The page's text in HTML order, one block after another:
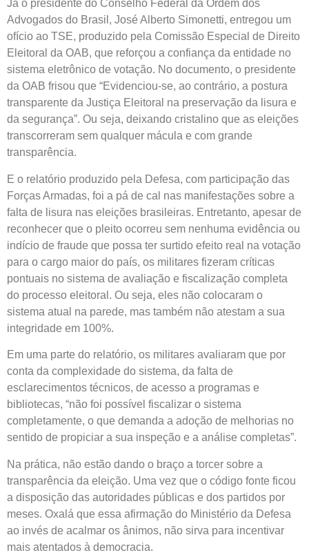
Já o presidente do Conselho Federal da Ordem dos
Advogados do Brasil, José Alberto Simonetti, entregou um
ofício ao TSE, produzido pela Comissão Especial de Direito
Eleitoral da OAB, que reforçou a confiança da entidade no
sistema eletrônico de votação. No documento, o presidente
da OAB frisou que “Evidenciou-se, ao contrário, a postura
transparente da Justiça Eleitoral na preservação da lisura e
da segurança”. Ou seja, deixando cristalino que as eleições
transcorreram sem qualquer mácula e com grande
transparência.
E o relatório produzido pela Defesa, com participação das
Forças Armadas, foi a pá de cal nas manifestações sobre a
falta de lisura nas eleições brasileiras. Entretanto, apesar de
reconhecer que o pleito ocorreu sem nenhuma evidência ou
indício de fraude que possa ter surtido efeito real na votação
para o cargo maior do país, os militares fizeram críticas
pontuais no sistema de avaliação e fiscalização completa
do processo eleitoral. Ou seja, eles não colocaram o
sistema atual na parede, mas também não atestam a sua
integridade em 100%.
Em uma parte do relatório, os militares avaliaram que por
conta da complexidade do sistema, da falta de
esclarecimentos técnicos, de acesso a programas e
bibliotecas, “não foi possível fiscalizar o sistema
completamente, o que demanda a adoção de melhorias no
sentido de propiciar a sua inspeção e a análise completas”.
Na prática, não estão dando o braço a torcer sobre a
transparência da eleição. Uma vez que o código fonte ficou
a disposição das autoridades públicas e dos partidos por
meses. Oxalá que essa afirmação do Ministério da Defesa
ao invés de acalmar os ânimos, não sirva para incentivar
mais atentados à democracia.